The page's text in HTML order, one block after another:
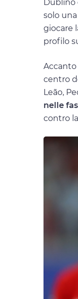
Dublino
solo
giocare
profilo
Accanto
centro
Leão,
nelle
contro